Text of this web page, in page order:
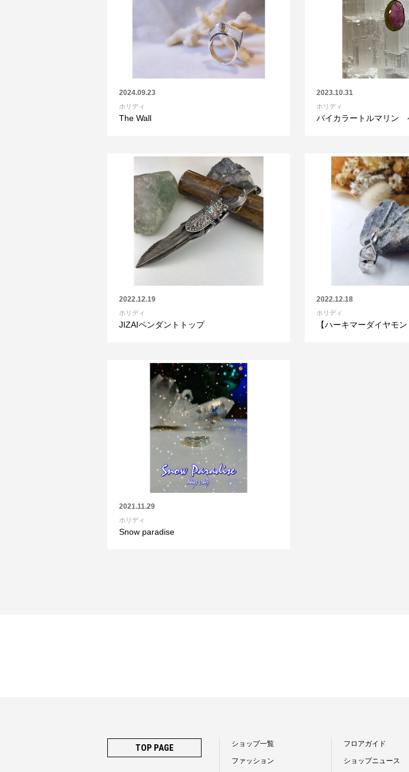
2024.09.23
ホリディ
The Wall
2023.10.31
ホリディ
バイカラートルマリン
2022.12.19
ホリディ
JIZAIペンダントトップ
2022.12.18
ホリディ
【ハーキマーダイヤモン
2021.11.29
ホリディ
Snow paradise
TOP PAGE ショップ一覧
ファッション
フロアガイド
ショップニュース